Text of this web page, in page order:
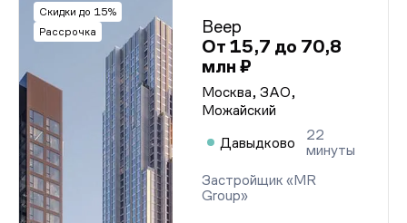
Скидки до 15%
Рассрочка
Веер
От 15,7 до 70,8
млн ₽
Москва, ЗАО,
Можайский
Давыдково
22
минуты
Застройщик «MR
Group»